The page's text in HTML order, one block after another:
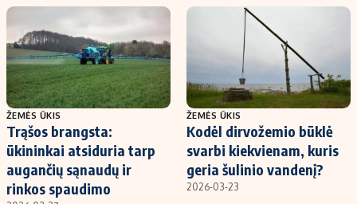
ŽEMĖS ŪKIS
Trąšos brangsta:
ūkininkai atsiduria tarp
augančių sąnaudų ir
rinkos spaudimo
ŽEMĖS ŪKIS
Kodėl dirvožemio būklė
svarbi kiekvienam, kuris
geria šulinio vandenį?
2026-03-23